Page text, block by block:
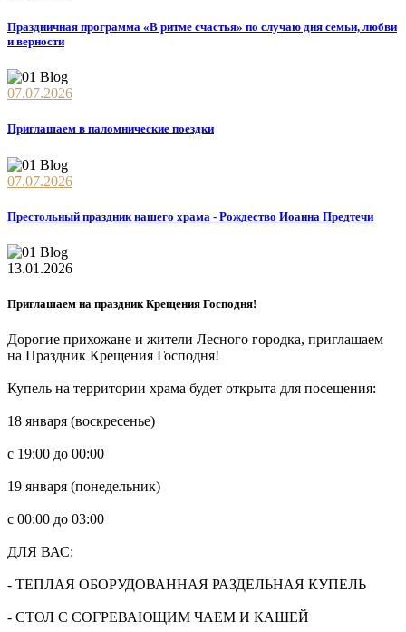
Праздничная программа «В ритме счастья» по случаю дня семьи, любви
и верности
07.07.2026
Приглашаем в паломнические поездки
07.07.2026
Престольный праздник нашего храма - Рождество Иоанна Предтечи
13.01.2026
Приглашаем на праздник Крещения Господня!
Дорогие прихожане и жители Лесного городка, приглашаем
на Праздник Крещения Господня!
Купель на территории храма будет открыта для посещения:
18 января (воскресенье)
с 19:00 до 00:00
19 января (понедельник)
с 00:00 до 03:00
ДЛЯ ВАС:
- ТЕПЛАЯ ОБОРУДОВАННАЯ РАЗДЕЛЬНАЯ КУПЕЛЬ
- СТОЛ С СОГРЕВАЮЩИМ ЧАЕМ И КАШЕЙ